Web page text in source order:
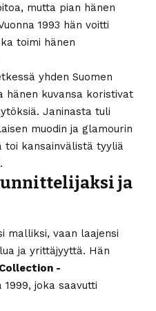
mutta pian hänen
1993 hän voitti
toimi hänen
yhden Suomen
hänen kuvansa koristivat
Janinasta tuli
muodin ja glamourin
toi kansainvälistä tyyliä
ja
malliksi, vaan laajensi
ja yrittäjyyttä. Hän
-
1999, joka saavutti